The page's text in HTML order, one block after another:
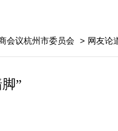
会议杭州市委员会 > 网友论
”